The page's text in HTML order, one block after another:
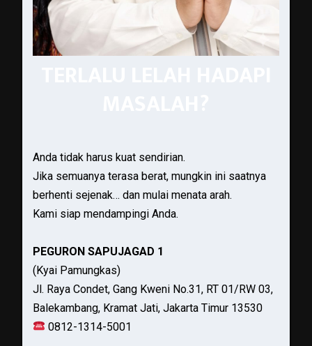
Anda tidak harus kuat sendirian.
Jika semuanya terasa berat, mungkin ini saatnya
berhenti sejenak… dan mulai menata arah.
Kami siap mendampingi Anda.
PEGURON SAPUJAGAD 1
(Kyai Pamungkas)
Jl. Raya Condet, Gang Kweni No.31, RT 01/RW 03,
Balekambang, Kramat Jati, Jakarta Timur 13530
0812-1314-5001